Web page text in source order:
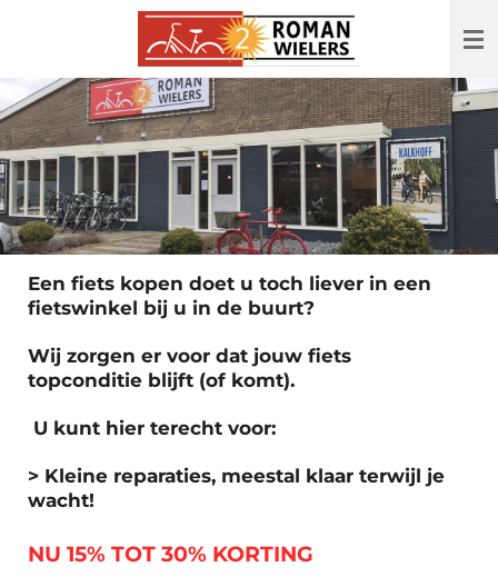
de
hoofdinhoud
Een fiets kopen doet u toch liever in een
fietswinkel bij u in de buurt?
Wij zorgen er voor dat jouw fiets
topconditie blijft (of komt).
U kunt hier terecht voor:
> Kleine reparaties, meestal klaar terwijl je
wacht!
NU 15% TOT 30% KORTING